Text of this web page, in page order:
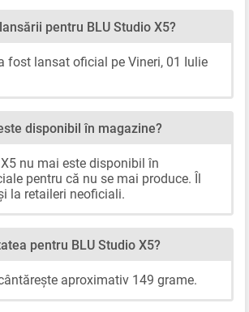
pentru BLU Studio X5?
fost lansat oficial pe Vineri, 01 Iulie
disponibil în magazine?
nu mai este disponibil în
pentru că nu se mai produce. Îl
la retaileri neoficiali.
pentru BLU Studio X5?
aproximativ 149 grame.